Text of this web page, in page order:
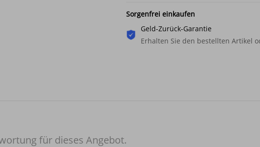
Sorgenfrei einkaufen
Geld-Zurück-Garantie
Erhalten Sie den bestellten Artikel
für dieses Angebot.